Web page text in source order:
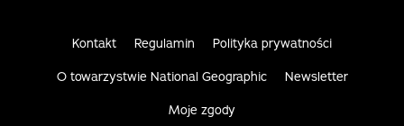
Kontakt Regulamin Polityka prywatności
O towarzystwie National Geographic Newsletter
Moje zgody